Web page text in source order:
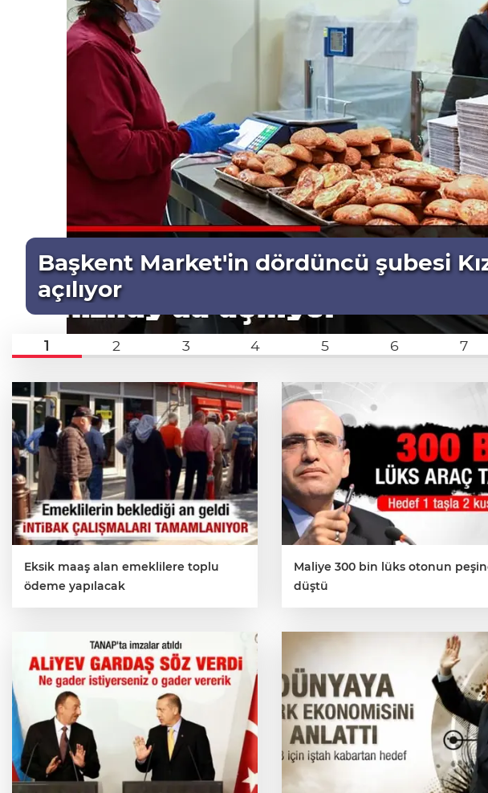
Başkent Market'in dördüncü şubesi
açılıyor
1 2 3 4 5 6 7
Eksik maaş alan emeklilere toplu
ödeme yapılacak
Maliye 300 bin lüks otonun
düştü